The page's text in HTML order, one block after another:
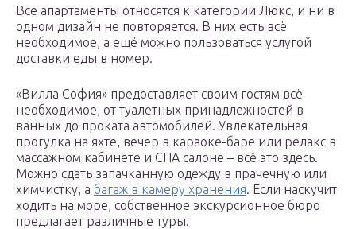
Все апартаменты относятся к категории Люкс, и ни в
одном дизайн не повторяется. В них есть всё
необходимое, а ещё можно пользоваться услугой
доставки еды в номер.
«Вилла София» предоставляет своим гостям всё
необходимое, от туалетных принадлежностей в
ванных до проката автомобилей. Увлекательная
прогулка на яхте, вечер в караоке-баре или релакс в
массажном кабинете и СПА салоне – всё это здесь.
Можно сдать запачканную одежду в прачечную или
химчистку, а багаж в камеру хранения. Если наскучит
ходить на море, собственное экскурсионное бюро
предлагает различные туры.